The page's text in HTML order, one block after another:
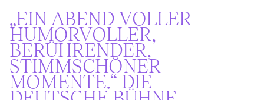
„EIN ABEND VOLLER
HUMORVOLLER,
BERÜHRENDER,
STIMMSCHÖNER
MOMENTE.“ DIE